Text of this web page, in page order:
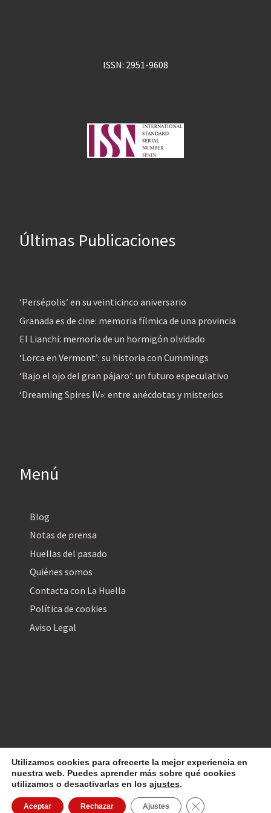
ISSN: 2951-9608
Últimas Publicaciones
‘Persépolis’ en su veinticinco aniversario
Granada es de cine: memoria fílmica de una provincia
El Lianchi: memoria de un hormigón olvidado
‘Lorca en Vermont’: su historia con Cummings
‘Bajo el ojo del gran pájaro’: un futuro especulativo
‘Dreaming Spires IV»: entre anécdotas y misterios
Menú
Blog
Notas de prensa
Huellas del pasado
Quiénes somos
Contacta con La Huella
Política de cookies
Aviso Legal
© 2026La Huella Digital– Todos los derechos reservados
Utilizamos cookies para ofrecerte la mejor experiencia en
nuestra web. Puedes aprender más sobre qué cookies
utilizamos o desactivarlas en los ajustes.
Aceptar Rechazar Ajustes Cerrar el banner